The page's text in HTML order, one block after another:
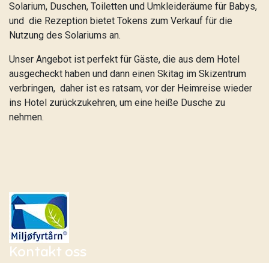
Solarium, Duschen, Toiletten und Umkleideräume für Babys,
und die Rezeption bietet Tokens zum Verkauf für die
Nutzung des Solariums an.
Unser Angebot ist perfekt für Gäste, die aus dem Hotel
ausgecheckt haben und dann einen Skitag im Skizentrum
verbringen, daher ist es ratsam, vor der Heimreise wieder
ins Hotel zurückzukehren, um eine heiße Dusche zu
nehmen.
Kontakt oss